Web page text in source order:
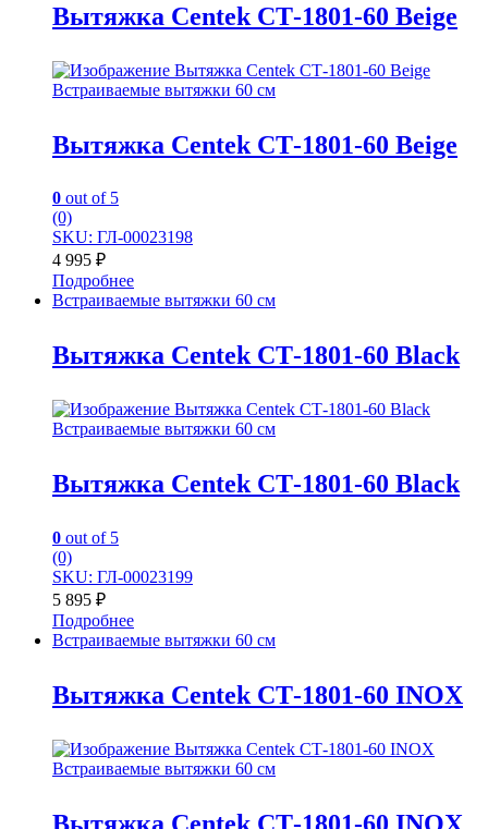
Вытяжка Centek СТ-1801-60 Beige
Встраиваемые вытяжки 60 см
Вытяжка Centek СТ-1801-60 Beige
0 out of 5
(0)
SKU: ГЛ-00023198
4 995 ₽
Подробнее
Встраиваемые вытяжки 60 см
Вытяжка Centek СТ-1801-60 Black
Встраиваемые вытяжки 60 см
Вытяжка Centek СТ-1801-60 Black
0 out of 5
(0)
SKU: ГЛ-00023199
5 895 ₽
Подробнее
Встраиваемые вытяжки 60 см
Вытяжка Centek СТ-1801-60 INOX
Встраиваемые вытяжки 60 см
Вытяжка Centek СТ-1801-60 INOX